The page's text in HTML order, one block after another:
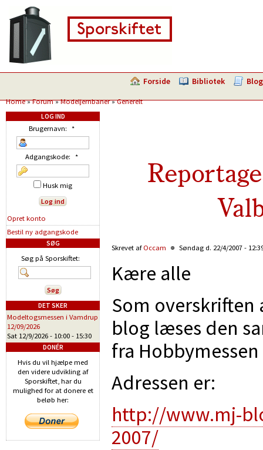
Forside Bibliotek Blog
Home»Forum»Modeljernbaner»Generelt
Skrevet af Occam Søndag d. 22/4/2007 -
Kære alle
Som overskriften
blog læses den
fra
Adressen er:
http://www.mj-
2007/
LOG IND
Brugernavn: *
Adgangskode: *
Husk mig
Opret konto
Bestil ny adgangskode
SØG
Søg på Sporskiftet:
DET SKER
Modeltogsmessen i Vamdrup
12/09/2026
Sat 12/9/2026 - 10:00 - 15:30
DONÉR
Hvis du vil hjælpe med
den videre udvikling af
Sporskiftet, har du
mulighed for at donere et
beløb her: